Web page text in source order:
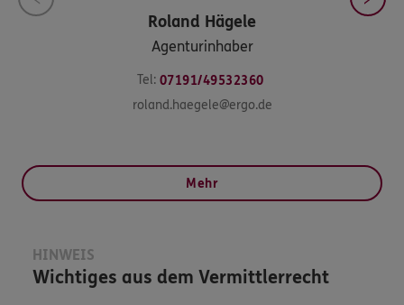
Roland Hägele
Agenturinhaber
Tel: 07191/49532360
roland.haegele@ergo.de
Mehr
HINWEIS
Wichtiges aus dem Vermittlerrecht